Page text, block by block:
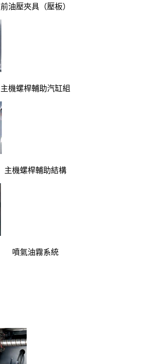
前油壓夾具（壓板）
主機螺桿輔助汽缸組
主機螺桿輔助結構
噴氣油霧系統